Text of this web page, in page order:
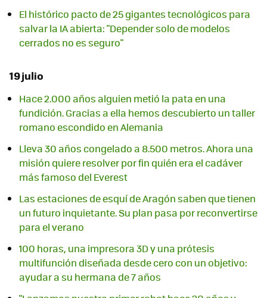
El histórico pacto de 25 gigantes tecnológicos para
salvar la IA abierta: "Depender solo de modelos
cerrados no es seguro"
19 julio
Hace 2.000 años alguien metió la pata en una
fundición. Gracias a ella hemos descubierto un taller
romano escondido en Alemania
Lleva 30 años congelado a 8.500 metros. Ahora una
misión quiere resolver por fin quién era el cadáver
más famoso del Everest
Las estaciones de esquí de Aragón saben que tienen
un futuro inquietante. Su plan pasa por reconvertirse
para el verano
100 horas, una impresora 3D y una prótesis
multifunción diseñada desde cero con un objetivo:
ayudar a su hermana de 7 años